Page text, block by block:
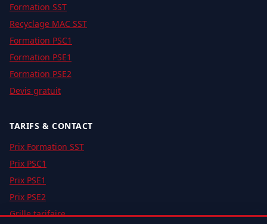
Formation SST
Recyclage MAC SST
Formation PSC1
Formation PSE1
Formation PSE2
Devis gratuit
TARIFS & CONTACT
Prix Formation SST
Prix PSC1
Prix PSE1
Prix PSE2
Grille tarifaire